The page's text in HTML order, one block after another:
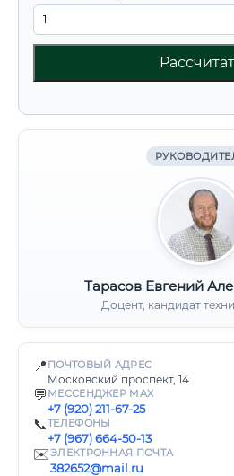
Тарасов Евгений
Доцент, кандидат
📍 ПОЧТОВЫЙ АДРЕС
Московский проспект, 14
💬 МЕССЕНДЖЕР MAX
+7 (920) 211-67-25
📞ТЕЛЕФОНЫ
+7 (967) 664-50-13
✉️ЭЛЕКТРОННАЯ ПОЧТА
382652@mail.ru